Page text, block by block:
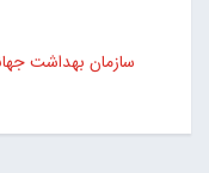
سازمان بهداشت